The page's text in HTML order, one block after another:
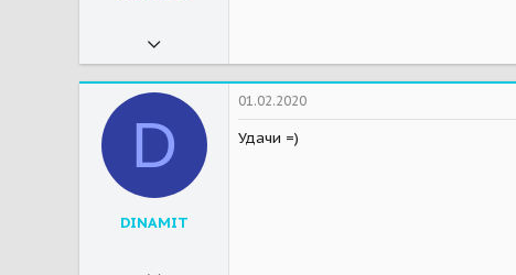
132
63
D
DINAMIT
01.02.2020
Удачи =)